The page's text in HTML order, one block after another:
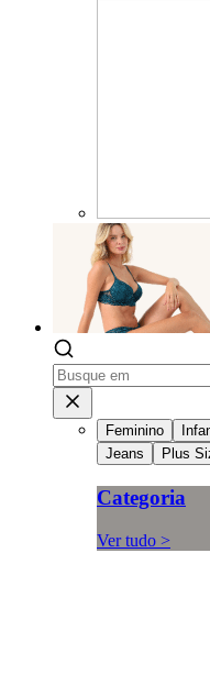
Feminino
Jeans
Plus
Categoria
Ver tudo >